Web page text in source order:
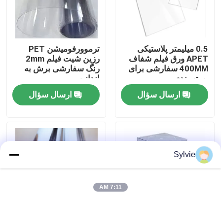
تور کارخانه
با ما تماس بگیرید
اخبار
ورق PET
0.5 میلیمتر پلاستیکی
APET ورق فیلم شفاف
400MM سفارشی برای
بسته بندی
ارسال سؤال
ترموورفومیشن PET
رزین شیت فیلم 2mm
رنگ سفارشی برش به
اندازه
ارسال سؤال
Sylvie
7:11 AM